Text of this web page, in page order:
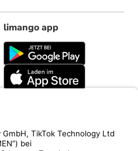
limango app